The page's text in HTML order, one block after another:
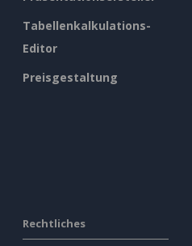
Tabellenkalkulations-
Editor
Preisgestaltung
Rechtliches